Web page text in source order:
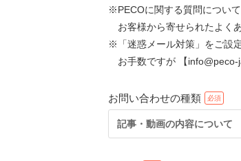
※PECOに関する質問につい
お客様から寄せられたよく
※「迷惑メール対策」をご設
お手数ですが 【info@peco-
お問い合わせの種類
記事・動画の内容について